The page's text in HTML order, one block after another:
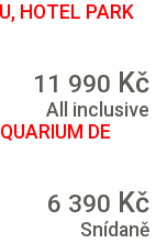
HOTEL PARK
11 990 Kč
All inclusive
DE
6 390 Kč
Snídaně